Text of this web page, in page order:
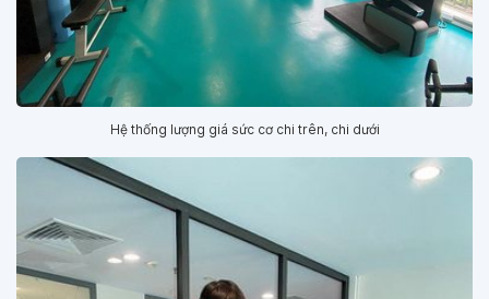
Hệ thống lượng giá sức cơ chi trên, chi dưới